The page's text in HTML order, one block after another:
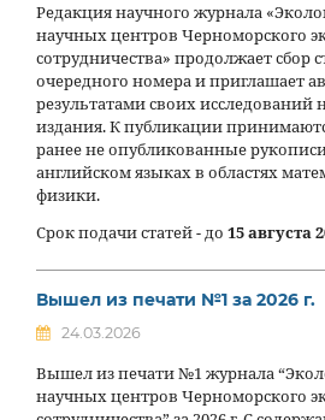
Редакция научного журнала
научных центров Черноморского
сотрудничества» продолжает сбор
очередного номера и приглашает
результатами своих исследований
издания. К публикации
ранее не опубликованные
английском языках в областях
физики.
Срок подачи статей - до 15 августа
Вышел из печати №1 за 2026 г.
24.03.2026
Вышел из печати №1 журнала
научных центров Черноморского